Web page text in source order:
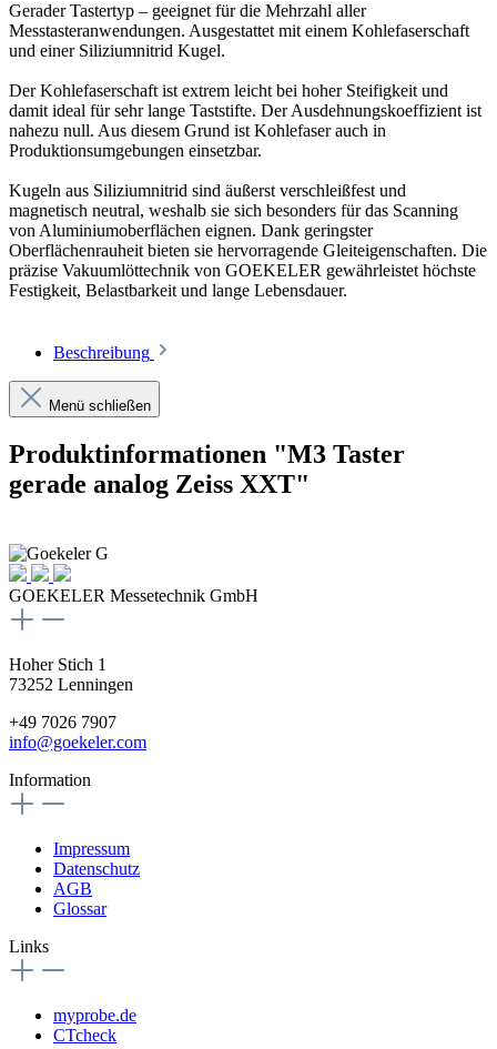
Gerader Tastertyp – geeignet für die Mehrzahl aller
Messtasteranwendungen. Ausgestattet mit einem Kohlefaserschaft
und einer Siliziumnitrid Kugel.
Der Kohlefaserschaft ist extrem leicht bei hoher Steifigkeit und
damit ideal für sehr lange Taststifte. Der Ausdehnungskoeffizient ist
nahezu null. Aus diesem Grund ist Kohlefaser auch in
Produktionsumgebungen einsetzbar.
Kugeln aus Siliziumnitrid sind äußerst verschleißfest und
magnetisch neutral, weshalb sie sich besonders für das Scanning
von Aluminiumoberflächen eignen. Dank geringster
Oberflächenrauheit bieten sie hervorragende Gleiteigenschaften. Die
präzise Vakuumlöttechnik von GOEKELER gewährleistet höchste
Festigkeit, Belastbarkeit und lange Lebensdauer.
Beschreibung
Menü schließen
Produktinformationen "M3 Taster
gerade analog Zeiss XXT"
GOEKELER Messetechnik GmbH
Hoher Stich 1
73252 Lenningen
+49 7026 7907
info@goekeler.com
Information
Impressum
Datenschutz
AGB
Glossar
Links
myprobe.de
CTcheck